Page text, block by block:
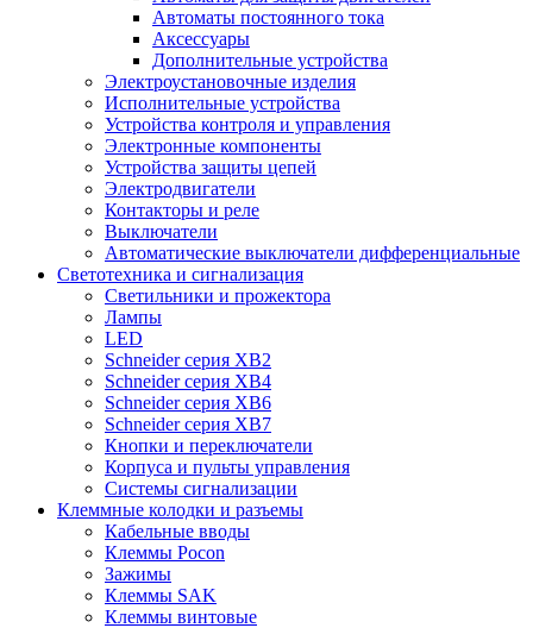
Автоматы постоянного тока
Аксессуары
Дополнительные устройства
Электроустановочные изделия
Исполнительные устройства
Устройства контроля и управления
Электронные компоненты
Устройства защиты цепей
Электродвигатели
Контакторы и реле
Выключатели
Автоматические выключатели дифференциальные
Светотехника и сигнализация
Светильники и прожектора
Лампы
LED
Schneider серия XB2
Schneider серия XB4
Schneider серия XB6
Schneider серия XB7
Кнопки и переключатели
Корпуса и пульты управления
Системы сигнализации
Клеммные колодки и разъемы
Кабельные вводы
Клеммы Pocon
Зажимы
Клеммы SAK
Клеммы винтовые